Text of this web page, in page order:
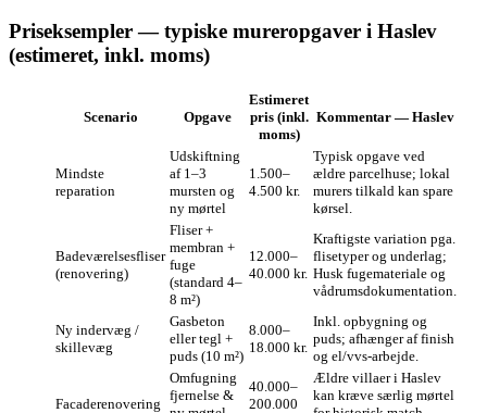
Priseksempler — typiske mureropgaver i Haslev
(estimeret, inkl. moms)
Scenario Opgave
Estimeret
pris (inkl.
moms)
Kommentar — Haslev
Mindste
reparation
Udskiftning
af 1–3
mursten og
ny mørtel
1.500–
4.500 kr.
Typisk opgave ved
ældre parcelhuse; lokal
murers tilkald kan spare
kørsel.
Badeværelsesfliser
(renovering)
Fliser +
membran +
fuge
(standard 4–
8 m²)
12.000–
40.000 kr.
Kraftigste variation pga.
flisetyper og underlag;
Husk fugemateriale og
vådrumsdokumentation.
Ny indervæg /
skillevæg
Gasbeton
eller tegl +
puds (10 m²)
8.000–
18.000 kr.
Inkl. opbygning og
puds; afhænger af finish
og el/vvs-arbejde.
Facaderenovering
Omfugning
fjernelse &
40.000–
200.000
Ældre villaer i Haslev
kan kræve særlig mørtel